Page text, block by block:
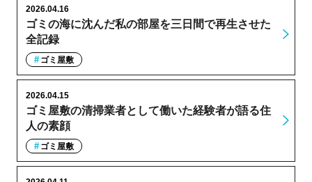
ゴミの海に沈んだ私の部屋を三日間で再生させた
全記録
2026.04.16
ゴミ屋敷
ゴミ屋敷の清掃業者として働いた経験者が語る住
人の素顔
2026.04.15
ゴミ屋敷